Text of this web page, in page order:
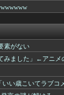
素がない
みました」←アニ
い歳こいてラブ